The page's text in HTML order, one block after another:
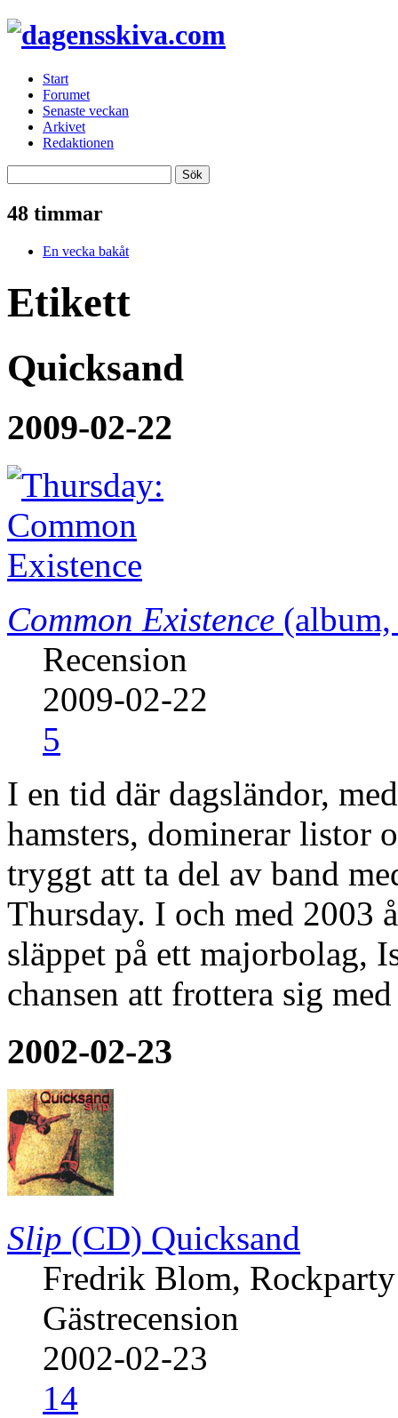
Start
Forumet
Senaste veckan
Arkivet
Redaktionen
48 timmar
En vecka bakåt
Etikett
Quicksand
2009-02-22
Common Existence
Recension
2009-02-22
5
I en tid där dagsländor,
hamsters, dominerar listor
tryggt att ta del av band
Thursday. I och med 2003
släppet på ett majorbolag,
chansen att frottera sig
2002-02-23
Slip (CD) Quicksand
Fredrik Blom, Rockparty
Gästrecension
2002-02-23
14